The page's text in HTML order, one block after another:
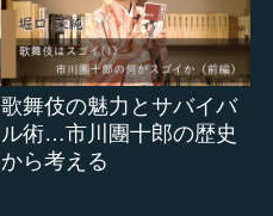
歌舞伎の魅力とサバイバ
ル術…市川團十郎の歴史
から考える